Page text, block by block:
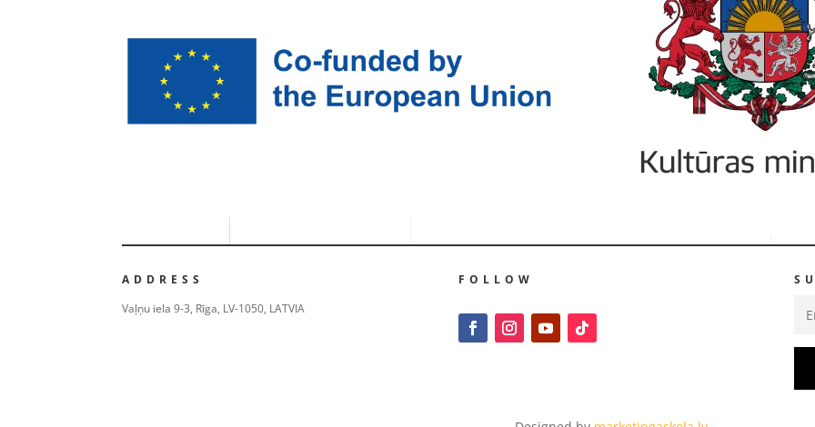
ADDRESS
Vaļņu iela 9-3, Rīga, LV-1050, LATVIA
FOLLOW